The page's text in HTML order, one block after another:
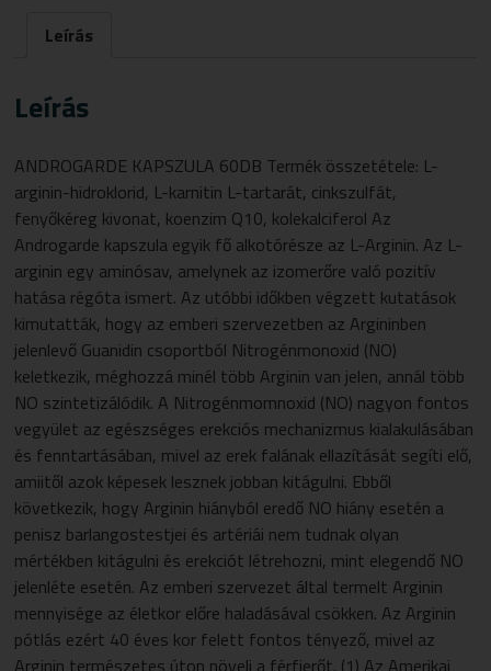
Leírás
Leírás
ANDROGARDE KAPSZULA 60DB Termék összetétele: L-
arginin-hidroklorid, L-karnitin L-tartarát, cinkszulfát,
fenyőkéreg kivonat, koenzim Q10, kolekalciferol Az
Androgarde kapszula egyik fő alkotórésze az L-Arginin. Az L-
arginin egy aminósav, amelynek az izomerőre való pozitív
hatása régóta ismert. Az utóbbi időkben végzett kutatások
kimutatták, hogy az emberi szervezetben az Argininben
jelenlevő Guanidin csoportból Nitrogénmonoxid (NO)
keletkezik, méghozzá minél több Arginin van jelen, annál több
NO szintetizálódik. A Nitrogénmomnoxid (NO) nagyon fontos
vegyület az egészséges erekciós mechanizmus kialakulásában
és fenntartásában, mivel az erek falának ellazítását segíti elő,
amiitől azok képesek lesznek jobban kitágulni. Ebből
következik, hogy Arginin hiányból eredő NO hiány esetén a
penisz barlangostestjei és artériái nem tudnak olyan
mértékben kitágulni és erekciót létrehozni, mint elegendő NO
jelenléte esetén. Az emberi szervezet által termelt Arginin
mennyisége az életkor előre haladásával csökken. Az Arginin
pótlás ezért 40 éves kor felett fontos tényező, mivel az
Arginin természetes úton növeli a férfierőt. (1) Az Amerikai